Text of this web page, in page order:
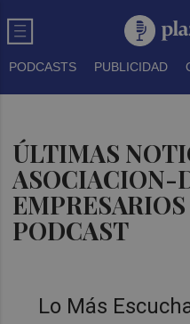
PODCASTS PUBLICIDAD
ÚLTIMAS
ASOCIACION-
PODCAST
Lo Más